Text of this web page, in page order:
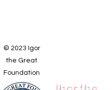
© 2023 Igor
the Great
Foundation